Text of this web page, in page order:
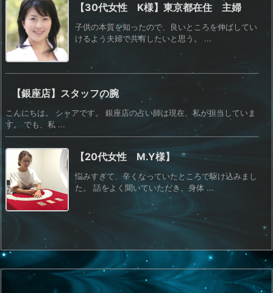
【30代女性 K様】東京都在住 主婦
子供の本質を知ったので、良いところを伸ばしてい
けるよう夫婦で共有したいと思う。 ...
【銀座店】スタッフの腕
こんにちは。 シャアです。 銀座店の占い師は現在、私が担当していま
す。 でも、私 ...
【20代女性 M.Y様】
悩みすぎて、辛くなっていたところで駆け込みまし
た。 話をよく聞いていただき、身体 ...